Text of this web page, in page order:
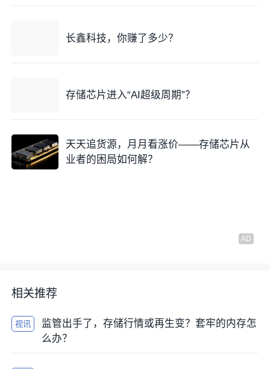
长鑫科技，你赚了多少？
存储芯片进入“AI超级周期”？
天天追货源，月月看涨价——存储芯片从
业者的困局如何解？
相关推荐
视讯
监管出手了，存储行情或再生变？套牢的内存怎
么办？